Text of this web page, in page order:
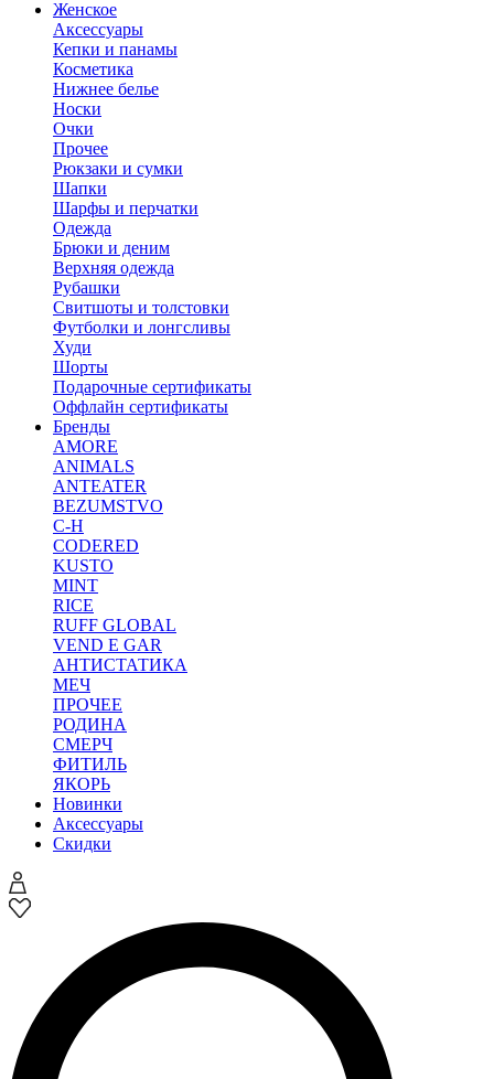
Женское
Аксессуары
Кепки и панамы
Косметика
Нижнее белье
Носки
Очки
Прочее
Рюкзаки и сумки
Шапки
Шарфы и перчатки
Одежда
Брюки и деним
Верхняя одежда
Рубашки
Свитшоты и толстовки
Футболки и лонгсливы
Худи
Шорты
Подарочные сертификаты
Оффлайн сертификаты
Бренды
AMORE
ANIMALS
ANTEATER
BEZUMSTVO
C-H
CODERED
KUSTO
MINT
RICE
RUFF GLOBAL
VEND E GAR
АНТИСТАТИКА
МЕЧ
ПРОЧЕЕ
РОДИНА
СМЕРЧ
ФИТИЛЬ
ЯКОРЬ
Новинки
Аксессуары
Скидки